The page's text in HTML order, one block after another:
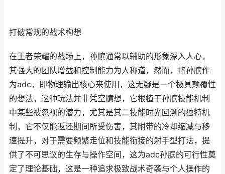
打破常规的战术构想
在王者荣耀的战场上，孙膑通常以辅助的形象深入人心，
其强大的团队增益和控制能力为人称道，然而，将孙膑作
为adc，即物理输出核心来使用，这无疑是一个极具颠覆性
的想法，这种玩法并非凭空臆想，它根植于孙膑技能机制
中某些被忽视的潜力，尤其是其二技能时光回溯的独特机
制，它不仅能返还期间所受伤害，其附带的冷却缩减与移
速提升，对于需要频繁走位和技能衔接的射手型打法，提
供了不可思议的生存与操作空间，这为adc孙膑的可行性奠
定了理论基础，这是一种追求极致战术奇袭与个人操作的